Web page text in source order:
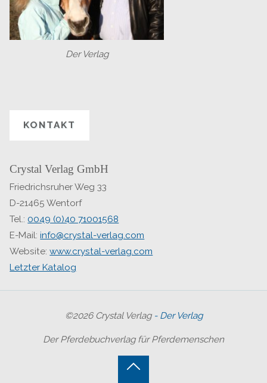
Der Verlag
KONTAKT
Crystal Verlag GmbH
Friedrichsruher Weg 33
D-21465 Wentorf
Tel.: 0049 (0)40 71001568
E-Mail:info@crystal-verlag.com
Website:www.crystal-verlag.com
Letzter Katalog
©2026 Crystal Verlag - Der Verlag
Der Pferdebuchverlag für Pferdemenschen